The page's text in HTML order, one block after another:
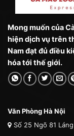
Mong muốn của
hiện dịch vụ trên
Nam đạt đủ điều
hóa tới thế giới.
Văn Phòng Hà Nội
Số 25 Ngõ 81